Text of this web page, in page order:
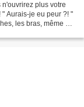
n'ouvrirez plus votre
Aurais-je eu peur ?! "
les bras, même si